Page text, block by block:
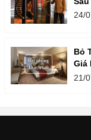
24/
Bỏ
Giá
21/